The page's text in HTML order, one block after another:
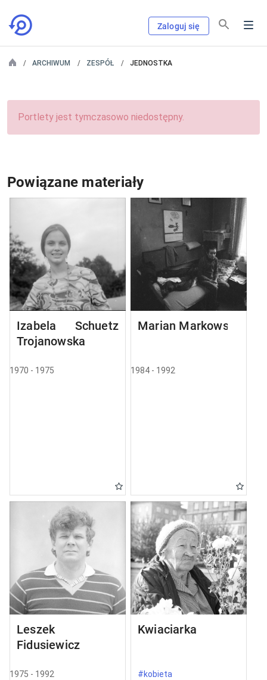
Zaloguj się
ARCHIWUM ZESPÓŁ JEDNOSTKA
Portlety jest tymczasowo niedostępny.
Powiązane materiały
Izabela Schuetz
Trojanowska
1970 - 1975
Marian Markowski
1984 - 1992
Leszek
Fidusiewicz
1975 - 1992
Kwiaciarka
#kobieta